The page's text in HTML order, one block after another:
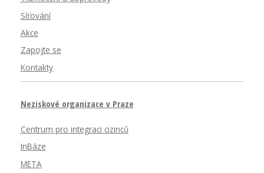
Síťování
Akce
Zapojte se
Kontakty
Neziskové organizace v Praze
Centrum pro integraci cizinců
InBáze
META